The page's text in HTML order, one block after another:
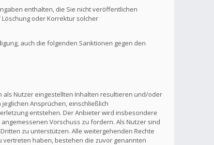
enthalten, die Sie nicht veröffentlichen
oder Korrektur solcher
auch die folgenden Sanktionen gegen den
als Nutzer eingestellten Inhalten resultieren und/oder
Ansprüchen, einschließlich
entstehen. Der Anbieter wird insbesondere
Vorschuss zu fordern. Als Nutzer sind
zu unterstützen. Alle weitergehenden Rechte
vertreten haben, bestehen die zuvor genannten